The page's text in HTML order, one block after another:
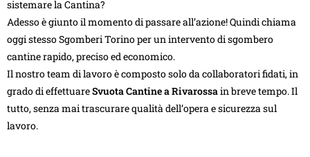
sistemare la Cantina?
Adesso è giunto il momento di passare all’azione! Quindi chiama
oggi stesso Sgomberi Torino per un intervento di sgombero
cantine rapido, preciso ed economico.
Il nostro team di lavoro è composto solo da collaboratori fidati, in
grado di effettuareSvuota Cantine a Rivarossa in breve tempo. Il
tutto, senza mai trascurare qualità dell’opera e sicurezza sul
lavoro.